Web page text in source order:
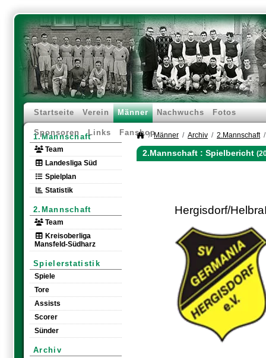
Startseite Verein Männer Nachwuchs Fotos
Sponsoren Links Fanshop
1.Mannschaft
Team
Landesliga Süd
Spielplan
Statistik
2.Mannschaft
Team
Kreisoberliga
Mansfeld-Südharz
Spielerstatistik
Spiele
Tore
Assists
Scorer
Sünder
Archiv
Männer Archiv 2.Mannschaft
2.Mannschaft : Spielbericht
Hergisdorf/